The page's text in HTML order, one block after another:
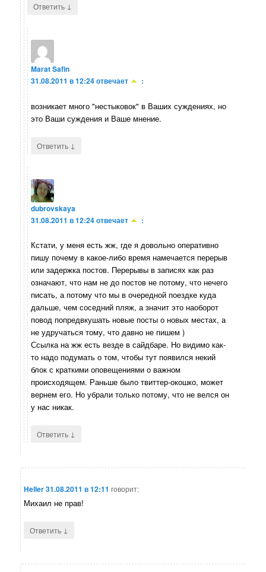
Ответить ↓
Marat Safin
31.08.2011 в 12:24отвечает :
возникает много "нестыковок" в Ваших суждениях, но
это Ваши суждения и Ваше мнение.
Ответить ↓
dubrovskaya
31.08.2011 в 12:24отвечает :
Кстати, у меня есть жж, где я довольно оперативно
пишу почему в какое-либо время намечается перерыв
или задержка постов. Перерывы в записях как раз
означают, что нам не до постов не потому, что нечего
писать, а потому что мы в очередной поездке куда
дальше, чем соседний пляж, а значит это наоборот
повод попредвкушать новые посты о новых местах, а
не удручаться тому, что давно не пишем )
Ссылка на жж есть везде в сайдбаре. Но видимо как-
то надо подумать о том, чтобы тут появился некий
блок с краткими оповещениями о важном
происходящем. Раньше было твиттер-окошко, может
вернем его. Но убрали только потому, что не велся он
у нас никак.
Ответить ↓
Heller31.08.2011 в 12:11 говорит:
Михаил не прав!
Ответить ↓